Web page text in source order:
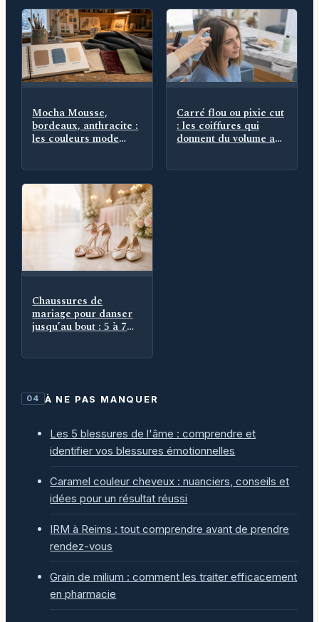
Mocha Mousse,
bordeaux, anthracite :
les couleurs mode
Carré flou ou pixie cut
: les coiffures qui
donnent du volume aux
Chaussures de
mariage pour danser
jusqu’au bout : 5 à 7
04 À NE PAS MANQUER
Les 5 blessures de l'âme : comprendre et
identifier vos blessures émotionnelles
Caramel couleur cheveux : nuanciers, conseils et
idées pour un résultat réussi
IRM à Reims : tout comprendre avant de prendre
rendez-vous
Grain de milium : comment les traiter efficacement
en pharmacie